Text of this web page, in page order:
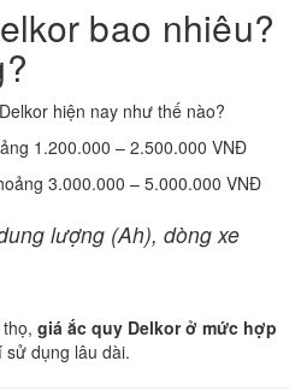
bao nhiêu?
hiện nay như thế nào?
1.200.000 – 2.500.000 VNĐ
3.000.000 – 5.000.000 VNĐ
lượng (Ah), dòng xe
giá ắc quy Delkor ở mức hợp
sử dụng lâu dài.